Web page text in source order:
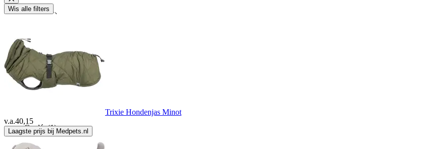
Bucas(5)
Buster
Canagan (3)
Cerdá(1)
Wis alle filters
Trixie Hondenjas Minot
v.a.40,15
Laagste prijs bij Medpets.nl